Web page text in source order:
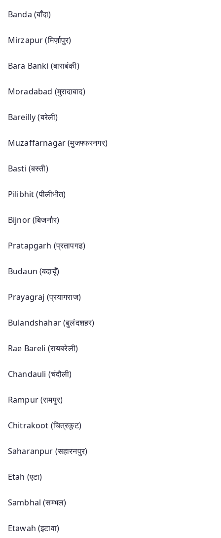
Banda (बाँदा)
Mirzapur (मिर्ज़ापुर)
Bara Banki (बाराबंकी)
Moradabad (मुरादाबाद)
Bareilly (बरेली)
Muzaffarnagar (मुजफ्फरनगर)
Basti (बस्ती)
Pilibhit (पीलीभीत)
Bijnor (बिजनौर)
Pratapgarh (प्रतापगढ)
Budaun (बदायूँ)
Prayagraj (प्रयागराज)
Bulandshahar (बुलंदशहर)
Rae Bareli (रायबरेली)
Chandauli (चंदौली)
Rampur (रामपुर)
Chitrakoot (चित्रकूट)
Saharanpur (सहारनपुर)
Etah (एटा)
Sambhal (सम्भल)
Etawah (इटावा)